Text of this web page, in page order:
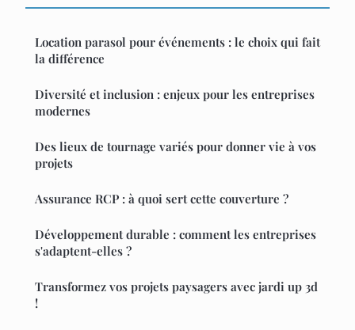
Location parasol pour événements : le choix qui fait
la différence
Diversité et inclusion : enjeux pour les entreprises
modernes
Des lieux de tournage variés pour donner vie à vos
projets
Assurance RCP : à quoi sert cette couverture ?
Développement durable : comment les entreprises
s'adaptent-elles ?
Transformez vos projets paysagers avec jardi up 3d
!